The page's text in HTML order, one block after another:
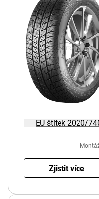
EU štítek 2020/
Zjistit více